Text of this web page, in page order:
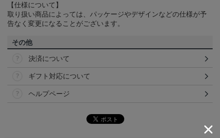
【仕様について】
取り扱い商品によっては、パッケージやデザインなどの仕様が予
告なく変更になることがございます。
その他
決済について
ギフト対応について
ヘルプページ